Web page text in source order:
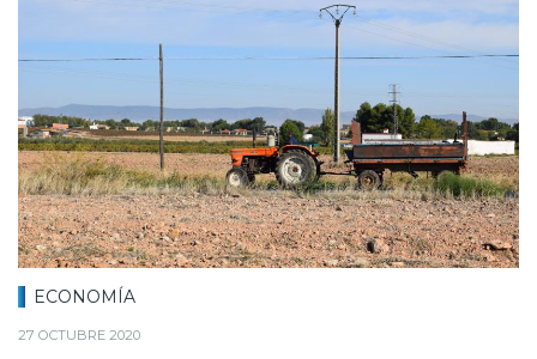
ECONOMÍA
27 OCTUBRE 2020